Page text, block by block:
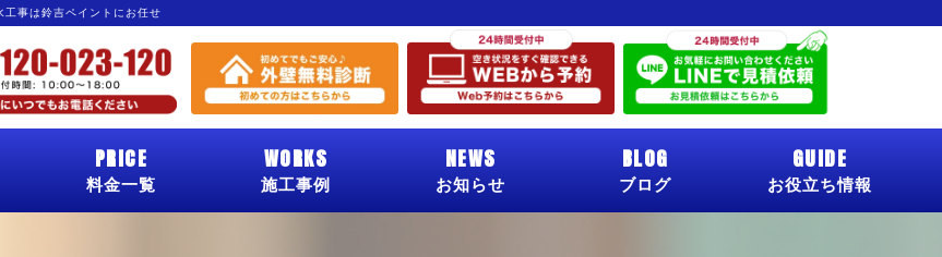
事は鈴吉ペイントにお任せ
PRICE
料金一覧
WORKS
施工事例
NEWS
お知らせ
BLOG
ブログ
GUIDE
お役立ち情報